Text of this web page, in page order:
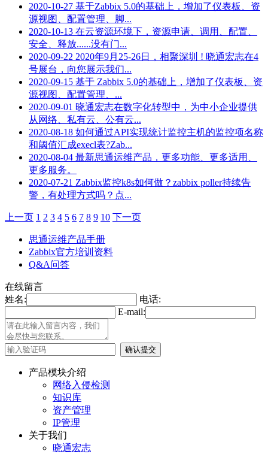
2020-10-27 基于Zabbix 5.0的基础上，增加了仪表板、资
源视图、配置管理、脚...
2020-10-13 在云资源环境下，资源申请、调用、配置、
安全、释放......没有门...
2020-09-22 2020年9月25-26日，相聚深圳 ! 晓通宏志在4
号展台，向您展示我们...
2020-09-15 基于 Zabbix 5.0的基础上，增加了仪表板、资
源视图、配置管理、...
2020-09-01 晓通宏志在数字化转型中，为中小企业提供
从网络、私有云、公有云...
2020-08-18 如何通过API实现统计监控主机的监控项名称
和阈值汇成execl表?Zab...
2020-08-04 最新思通运维产品，更多功能、更多适用、
更多服务。
2020-07-21 Zabbix监控k8s如何做？zabbix poller持续告
警，有处理方式吗？点...
上一页 1 2 3 4 5 6 7 8 9 10 下一页
思通运维产品手册
Zabbix官方培训资料
Q&A问答
在线留言
姓名:
电话:
E-mail:
产品模块介绍
网络入侵检测
知识库
资产管理
IP管理
关于我们
晓通宏志